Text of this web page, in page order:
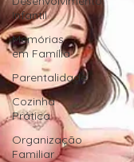
Infantil
Memórias
em Família
Parentalidade
Cozinha
Prática
Organização
Familiar